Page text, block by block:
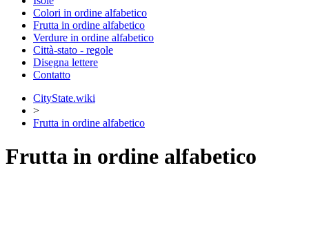
Colori in ordine alfabetico
Frutta in ordine alfabetico
Verdure in ordine alfabetico
Città-stato - regole
Disegna lettere
Contatto
CityState.wiki
>
Frutta in ordine alfabetico
Frutta in ordine alfabetico